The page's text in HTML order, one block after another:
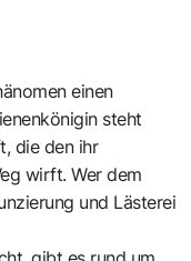
einen
steht
die den ihr
wirft. Wer dem
und Lästerei